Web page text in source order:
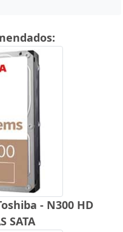
- N300 HD
SATA